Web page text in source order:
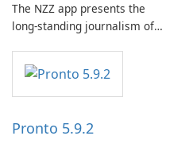
The NZZ app presents the
long-standing journalism of
independence, open debate,
and a liberal outlook that
embraces diverse opinion.
Pronto 5.9.2